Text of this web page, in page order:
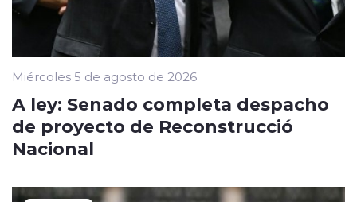
Miércoles 5 de agosto de 2026
A ley: Senado completa despacho
de proyecto de Reconstrucció
Nacional